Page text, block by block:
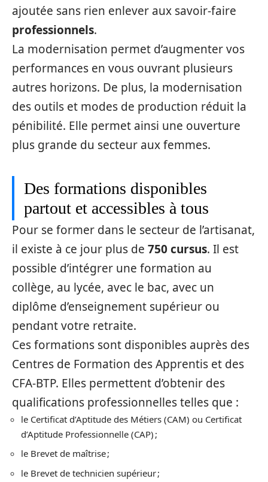
ajoutée sans rien enlever aux savoir-faire
professionnels.
La modernisation permet d’augmenter vos
performances en vous ouvrant plusieurs
autres horizons. De plus, la modernisation
des outils et modes de production réduit la
pénibilité. Elle permet ainsi une ouverture
plus grande du secteur aux femmes.
Des formations disponibles
partout et accessibles à tous
Pour se former dans le secteur de l’artisanat,
il existe à ce jour plus de 750 cursus. Il est
possible d’intégrer une formation au
collège, au lycée, avec le bac, avec un
diplôme d’enseignement supérieur ou
pendant votre retraite.
Ces formations sont disponibles auprès des
Centres de Formation des Apprentis et des
CFA-BTP. Elles permettent d’obtenir des
qualifications professionnelles telles que :
le Certificat d’Aptitude des Métiers (CAM) ou Certificat
d’Aptitude Professionnelle (CAP) ;
le Brevet de maîtrise ;
le Brevet de technicien supérieur ;